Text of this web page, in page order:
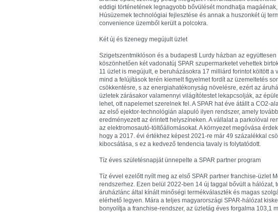
eddigi történetének legnagyobb bővülését mondhatja
Húsüzemek technológiai fejlesztése és annak a huszonkét új
convenience üzemből került a polcokra.
Két új és tizenegy megújult üzlet
Szigetszentmiklóson és a budapesti Lurdy házban az
köszönhetően két vadonatúj SPAR szupermarketet vehettek
11 üzlet is megújult, e beruházásokra 17 milliárd forintot költött a
mind a felújítások terén kiemelt figyelmet fordít az üzemeltetés
csökkentésre, s az energiahatékonyság növelésre, ezért az
üzletek zárásakor valamennyi világítótestet lekapcsolják, az
lehet, ott napelemet szerelnek fel. A SPAR hat éve átállt a CO2-
az első ejektor-technológián alapuló ilyen rendszer, amely
eredményezett az érintett helyszíneken. A vállalat a parkolóval
az elektromosautó-töltőállomásokat. A környezet megóvása
hogy a 2017. évi értékhez képest 2021-re már 49 százalékkal
kibocsátása, s ez a kedvező tendencia tavaly is folytatódott.
Tíz éves születésnapját ünnepelte a SPAR partner program
Tíz évvel ezelőtt nyílt meg az első SPAR partner franchise-üzlet
rendszerhez. Ezen belül 2022-ben 14 új taggal bővült a hálózat,
áruházlánc által kínált minőségi termékválaszték és magas
elérhető legyen. Mára a teljes magyarországi SPAR-hálózat
bonyolítja a franchise-rendszer, az üzletág éves forgalma 103,1